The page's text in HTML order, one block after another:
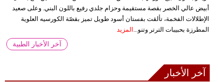
أبيض عالي الخصر بقصة مستقيمة وحزام جلدي رفيع باللون البني. وعلى صعيد
الإطلالات الفخمة، تألقت بفستان أسود طويل تميز بقصّة الكورسيه العلوية
المطرزة بحبيبات الترتر وتنو...
المزيد
آخر الأخبار الطبية
آخر الأخبار